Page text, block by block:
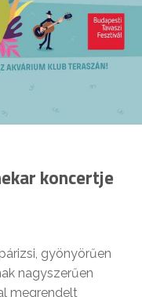
koncertje
gyönyörűen
nagyszerűen
megrendelt